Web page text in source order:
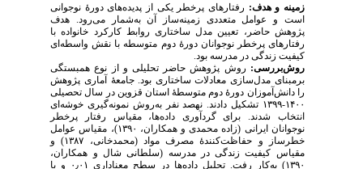
زمینه و هدف: رفتارهای ‌پرخطر یکی از پدیده‌های دورهٔ نوجوانی
است و عوامل متعددی زمینه‌ساز آن به‌شمار می‌رود. هدف
پژوهش حاضر، تعیین مدل ساختاری روابط کارکرد خانواده با
رفتارهای ‌پرخطر نوجوانان دورۀ دوم متوسطه با نقش واسطه‌ای
کیفیت زندگی در مدرسه بود.
روش‌بررسی: روش پژوهش حاضر تحلیلی و از نوع همبستگی
برمبنای مدل‌سازی معادلات ساختاری بود. جامعهٔ آماری پژوهش
را دانش‌آموزان دورهٔ دوم متوسطهٔ استان قزوین در سال تحصیلی
۱۴۰۰-۱۳۹۹ تشکیل دادند. نهصد نفر به‌روش نمونه‌گیری‌ خوشه‌ای‌‌
انتخاب ‌‌‌‌شدند. برای گردآوری داده‌ها،مقیاس رفتار پرخطر
نوجوانان ایرانی (زاده محمدی و همکاران، ۱۳۹۰)، مقیاس عوامل‌
خطرساز و حفاظت‌کنندهٔ مصرف مواد (محمدخانی، ۱۳۸۷) و
مقیاس کیفیت زندگی ‌در مدرسه (سلطانی شال و همکاران،
۱۳۹۰) به‌کار رفت. تحلیل داده‌ها در سطح معناداری ۰٫۰۱ و با